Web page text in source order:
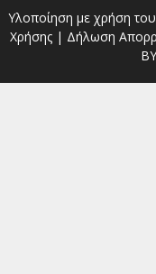
Υλοποίηση με χρήση
Χρήσης| Δήλωση